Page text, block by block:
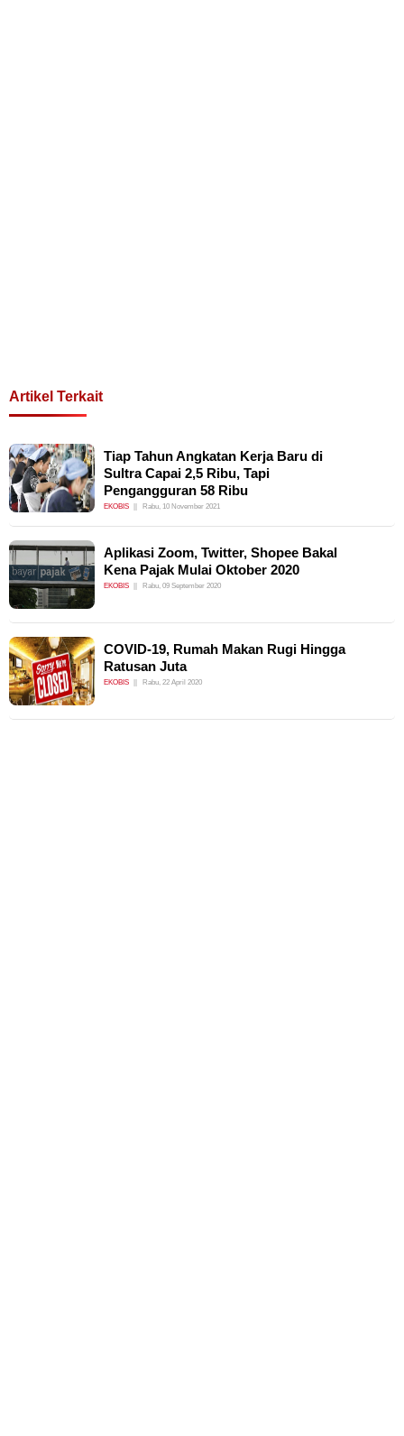
Artikel Terkait
Tiap Tahun Angkatan Kerja Baru di
Sultra Capai 2,5 Ribu, Tapi
Pengangguran 58 Ribu
EKOBIS Rabu, 10 November 2021
Aplikasi Zoom, Twitter, Shopee Bakal
Kena Pajak Mulai Oktober 2020
EKOBIS Rabu, 09 September 2020
COVID-19, Rumah Makan Rugi Hingga
Ratusan Juta
EKOBIS Rabu, 22 April 2020